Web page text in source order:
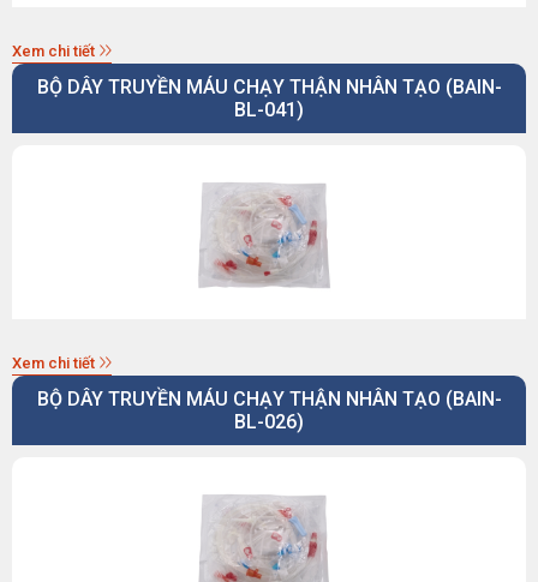
Xem chi tiết
BỘ DÂY TRUYỀN MÁU CHẠY THẬN NHÂN TẠO (BAIN-
BL-041)
Xem chi tiết
BỘ DÂY TRUYỀN MÁU CHẠY THẬN NHÂN TẠO (BAIN-
BL-026)